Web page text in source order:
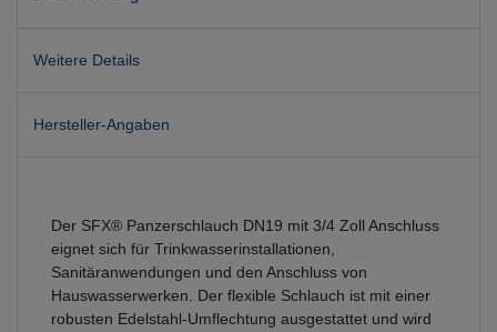
Weitere Details
Hersteller-Angaben
Der SFX® Panzerschlauch DN19 mit 3/4 Zoll Anschluss
eignet sich für Trinkwasserinstallationen,
Sanitäranwendungen und den Anschluss von
Hauswasserwerken. Der flexible Schlauch ist mit einer
robusten Edelstahl-Umflechtung ausgestattet und wird